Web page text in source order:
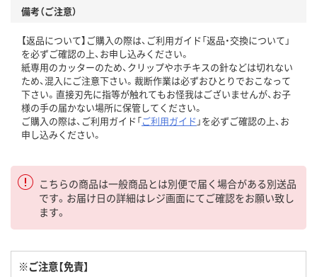
備考（ご注意）
【返品について】ご購入の際は、ご利用ガイド「返品・交換について」
を必ずご確認の上、お申し込みください。
紙専用のカッターのため、クリップやホチキスの針などは切れない
ため、混入にご注意下さい。裁断作業は必ずおひとりでおこなって
下さい。直接刃先に指等が触れてもお怪我はございませんが、お子
様の手の届かない場所に保管してください。
ご購入の際は、ご利用ガイド「ご利用ガイド 」を必ずご確認の上、お
申し込みください。
こちらの商品は一般商品とは別便で届く場合がある別送品
です。お届け日の詳細はレジ画面にてご確認をお願い致し
ます。
※ご注意【免責】